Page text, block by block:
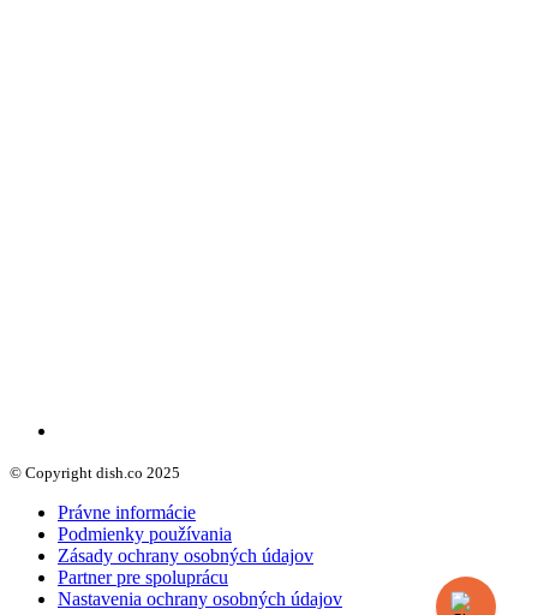
© Copyright dish.co 2025
Právne informácie
Podmienky používania
Zásady ochrany osobných údajov
Partner pre spoluprácu
Nastavenia ochrany osobných údajov